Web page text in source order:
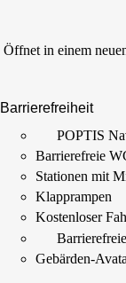
Öffnet in einem
Barrierefreiheit
POPTIS
Barrierefreie
Stationen mit
Klapprampen
Kostenloser
Gebärden-